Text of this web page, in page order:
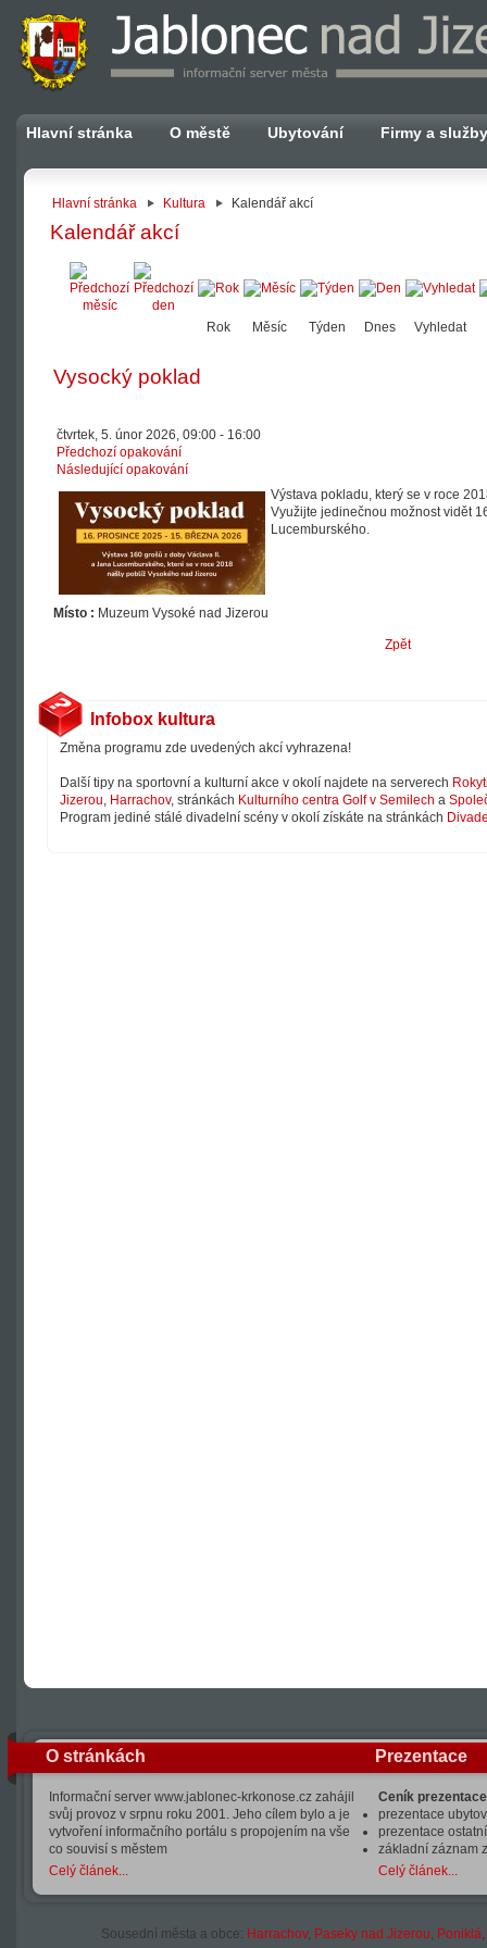
Hlavní stránka O městě Ubytování Firmy a služby
Hlavní stránka Kultura Kalendář akcí
Kalendář akcí
Rok Měsíc Týden Dnes Vyhledat
Vysocký poklad
čtvrtek, 5. únor 2026, 09:00 - 16:00
Předchozí opakování
Následující opakování
Výstava pokladu, který se v roce
Využijte jedinečnou možnost vidět
Lucemburského.
Místo : Muzeum Vysoké nad Jizerou
Zpět
Infobox kultura
Změna programu zde uvedených akcí vyhrazena!
Další tipy na sportovní a kulturní akce v okolí najdete na serverech
Jizerou, Harrachov, stránkách Kulturního centra Golf v Semilech a
Program jediné stálé divadelní scény v okolí získáte na stránkách
O stránkách
Informační server www.jablonec-krkonose.cz zahájil
svůj provoz v srpnu roku 2001. Jeho cílem bylo a je
vytvoření informačního portálu s propojením na vše
co souvisí s městem
Celý článek...
Prezentace
Ceník
prezentace
prezentace
základní záznam
Celý článek...
Sousední města a obce: Harrachov, Paseky nad Jizerou, Poniklá,